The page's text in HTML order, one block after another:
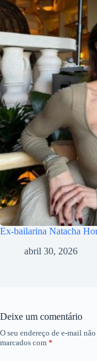
Ex-bailarina Natacha
abril 30, 2026
Deixe um comentário
O seu endereço de e-mail
marcados com *